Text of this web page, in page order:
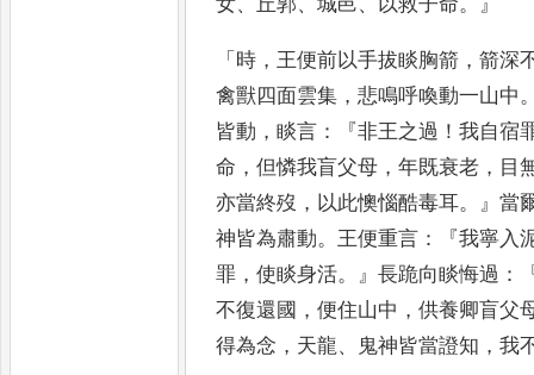
女、 丘郭、城邑、 以救子命。』
「 時 ，王便前以手拔睒胸箭 ，箭深
禽獸四面雲集 ，悲鳴呼喚動一山中
皆動 ，睒言 ：『非王之過 ！我自宿
命 ，但憐我盲父母 ，年既衰老 ， 目
亦當終歿 ， 以此懊惱酷毒耳。』當
神皆為肅動。王便重言 ：『我寧入
罪 ，使睒身活。』長跪向睒悔過 ：
不復還國 ，便住山中 ，供養卿盲父
得為念 ， 天龍、 鬼神皆當證知 ，我